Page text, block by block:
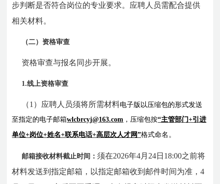
步判断是否符合岗位的专业要求。应聘人员需配合提供
相关材料。
（二）资格审查
资格审查与报名同步开展。
1.线上资格审查
（1）应聘人员须将所需材料电子版以压缩包的形式发送
至指定的电子邮箱wlcbrcyj@163.com ，压缩包按“主管部门+引进
单位+岗位+姓名+联系电话+高层次人才网”格式命名 。
邮箱接收材料截止时间：须在2026年4月24日18:00之前将
材料发送到指定邮箱，以指定邮箱收到邮件时间为准，4